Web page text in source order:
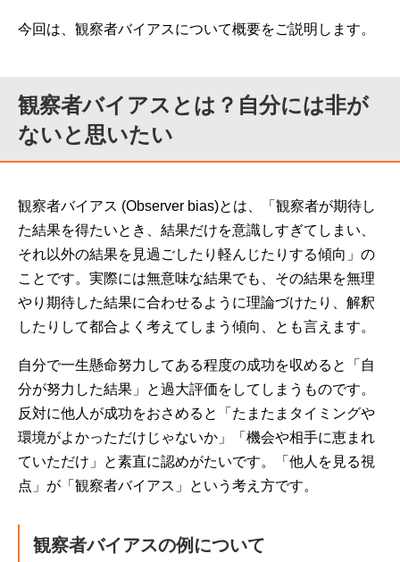
今回は、観察者バイアスについて概要をご説明します。
観察者バイアスとは？自分には非が
ないと思いたい
観察者バイアス (Observer bias)とは、「観察者が期待し
た結果を得たいとき、結果だけを意識しすぎてしまい、
それ以外の結果を見過ごしたり軽んじたりする傾向」の
ことです。実際には無意味な結果でも、その結果を無理
やり期待した結果に合わせるように理論づけたり、解釈
したりして都合よく考えてしまう傾向、とも言えます。
自分で一生懸命努力してある程度の成功を収めると「自
分が努力した結果」と過大評価をしてしまうものです。
反対に他人が成功をおさめると「たまたまタイミングや
環境がよかっただけじゃないか」「機会や相手に恵まれ
ていただけ」と素直に認めがたいです。「他人を見る視
点」が「観察者バイアス」という考え方です。
観察者バイアスの例について